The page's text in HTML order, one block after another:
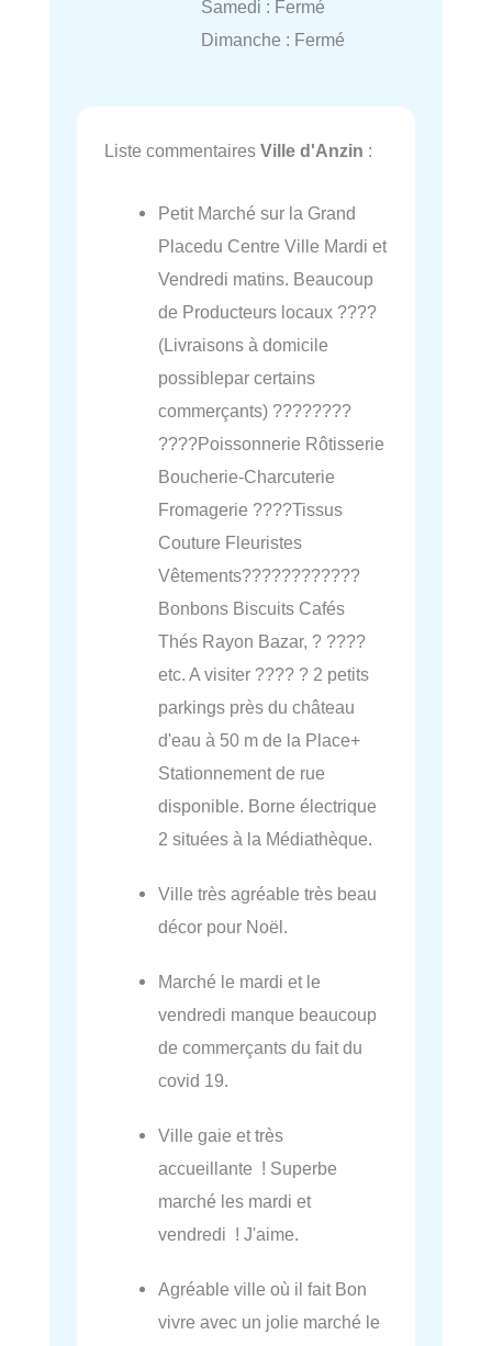
Samedi : Fermé
Dimanche : Fermé
Liste commentaires Ville d'Anzin :
Petit Marché sur la Grand
Placedu Centre Ville Mardi et
Vendredi matins. Beaucoup
de Producteurs locaux ????
(Livraisons à domicile
possiblepar certains
commerçants) ????????
????Poissonnerie Rôtisserie
Boucherie-Charcuterie
Fromagerie ????Tissus
Couture Fleuristes
Vêtements????????????
Bonbons Biscuits Cafés
Thés Rayon Bazar, ? ????
etc. A visiter ???? ? 2 petits
parkings près du château
d'eau à 50 m de la Place+
Stationnement de rue
disponible. Borne électrique
2 situées à la Médiathèque.
Ville très agréable très beau
décor pour Noël.
Marché le mardi et le
vendredi manque beaucoup
de commerçants du fait du
covid 19.
Ville gaie et très
accueillante ! Superbe
marché les mardi et
vendredi ! J'aime.
Agréable ville où il fait Bon
vivre avec un jolie marché le